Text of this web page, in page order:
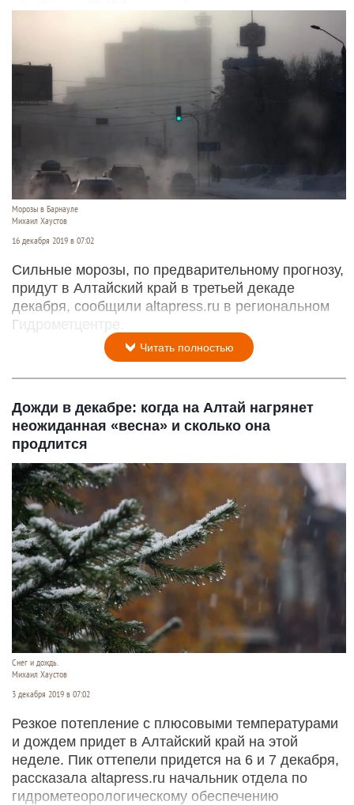
Морозы в Барнауле
Михаил Хаустов
16 декабря 2019 в 07:02
Сильные морозы, по предварительному прогнозу,
придут в Алтайский край в третьей декаде
декабря, сообщили altapress.ru в региональном
Гидрометцентре.
Читать полностью
Дожди в декабре: когда на Алтай нагрянет
неожиданная «весна» и сколько она
продлится
Снег и дождь.
Михаил Хаустов
3 декабря 2019 в 07:02
Резкое потепление с плюсовыми температурами
и дождем придет в Алтайский край на этой
неделе. Пик оттепели придется на 6 и 7 декабря,
рассказала altapress.ru начальник отдела по
гидрометеорологическому обеспечению